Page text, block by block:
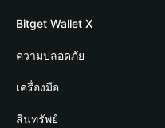
Blog
Academy
ข่าวสารด้านคริปโต
ศูนย์ช่วยเหลือ
Crypto Card
Stablecoin Earn
Payfi Crypto
Crypto Swap API
Bitget Wallet X
นักพัฒนา
เชื่อมต่อ Wallet
Bitget Wallet Pay
ความปลอดภัย
Protection Fund
เทคโนโลยีความปลอดภัย
เครื่องมือ
ซื้อคริปโต
สินทรัพย์